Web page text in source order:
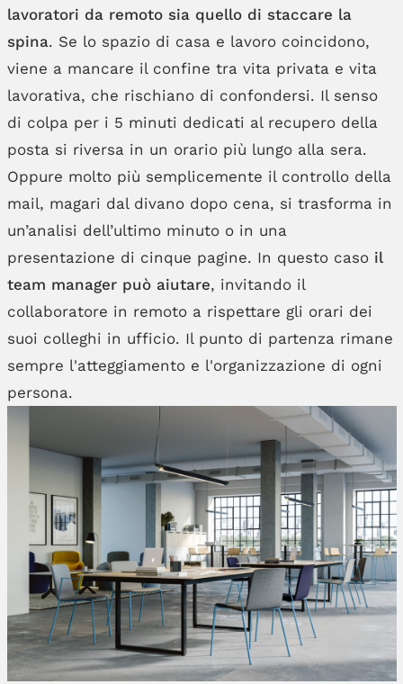
lavoratori da remoto sia quello di staccare la
spina. Se lo spazio di casa e lavoro coincidono,
viene a mancare il confine tra vita privata e vita
lavorativa, che rischiano di confondersi. Il senso
di colpa per i 5 minuti dedicati al recupero della
posta si riversa in un orario più lungo alla sera.
Oppure molto più semplicemente il controllo della
mail, magari dal divano dopo cena, si trasforma in
un’analisi dell’ultimo minuto o in una
presentazione di cinque pagine. In questo caso il
team manager può aiutare, invitando il
collaboratore in remoto a rispettare gli orari dei
suoi colleghi in ufficio. Il punto di partenza rimane
sempre l'atteggiamento e l'organizzazione di ogni
persona.